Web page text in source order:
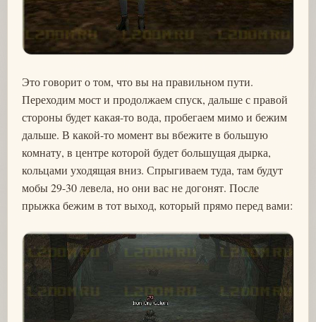
Это говорит о том, что вы на правильном пути.
Переходим мост и продолжаем спуск, дальше с правой
стороны будет какая-то вода, пробегаем мимо и бежим
дальше. В какой-то момент вы вбежите в большую
комнату, в центре которой будет большущая дырка,
кольцами уходящая вниз. Спрыгиваем туда, там будут
мобы 29-30 левела, но они вас не догонят. После
прыжка бежим в тот выход, который прямо перед вами: